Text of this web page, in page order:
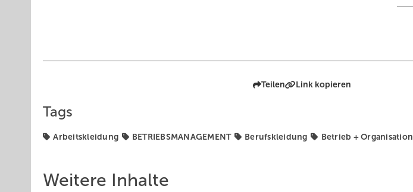
Teilen Link kopieren
Tags
Arbeitskleidung BETRIEBSMANAGEMENT Berufskleidung Betrieb + Organisation
Weitere Inhalte